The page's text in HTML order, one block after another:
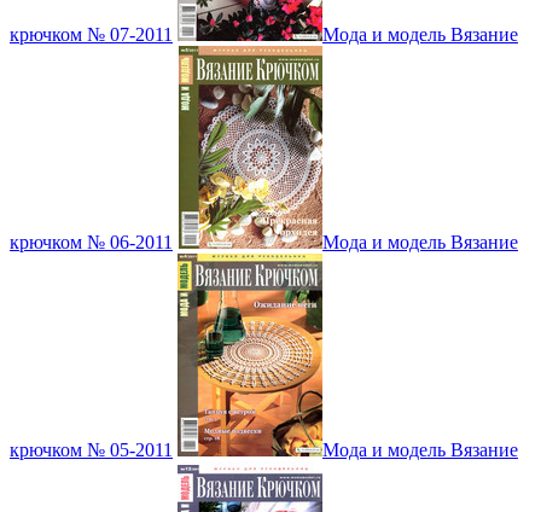
крючком № 07-2011 Мода и модель Вязание
крючком № 06-2011 Мода и модель Вязание
крючком № 05-2011 Мода и модель Вязание